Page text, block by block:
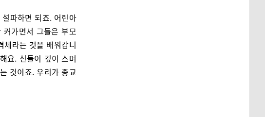
파하면 되죠. 어린아
가면서 그들은 부모
체라는 것을 배워갑니
요. 신들이 깊이 스며
것이죠. 우리가 종교